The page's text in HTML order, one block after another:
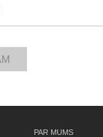
PAR MUMS